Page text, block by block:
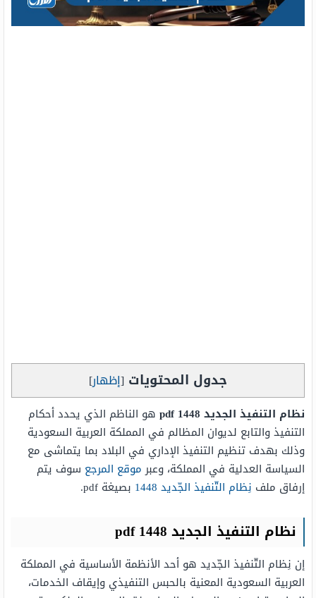
جدول المحتويات [إظهار]
نظام التنفيذ الجديد 1448 pdf
هو الناظم الذي يحدد أحكام
التنفيذ والتابع لديوان المظالم في المملكة العربية السعودية
وذلك بهدف تنظيم التنفيذ الإداري في البلاد بما يتماشى مع
السياسة العدلية في المملكة، وعبرموقع المرجع سوف يتم
إرفاق ملف نِظام التّنفيذ الجّديد 1448 بصيغة pdf.
نظام التنفيذ الجديد 1448 pdf
إن نِظام التّنفيذ الجّديد هو أحد الأنظمة الأساسية في المملكة
العربية السعودية المعنية بالحبس التنفيذي وإيقاف الخدمات،